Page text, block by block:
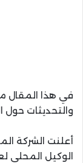
في هذا المقال
والتحديثات
الوكيل المحلي